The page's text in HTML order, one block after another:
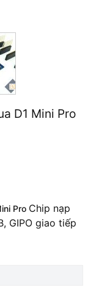
D1 Mini Pro
Pro Chip nạp
GIPO giao tiếp